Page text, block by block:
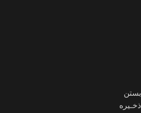
بستن
ذخـیره